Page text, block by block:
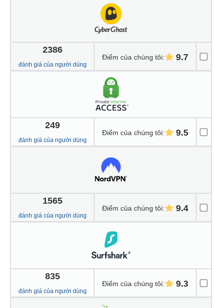
2386
đánh giá của người dùng
Điểm của chúng tôi: 9.7
249
đánh giá của người dùng
Điểm của chúng tôi: 9.5
1565
đánh giá của người dùng
Điểm của chúng tôi: 9.4
835
đánh giá của người dùng
Điểm của chúng tôi: 9.3